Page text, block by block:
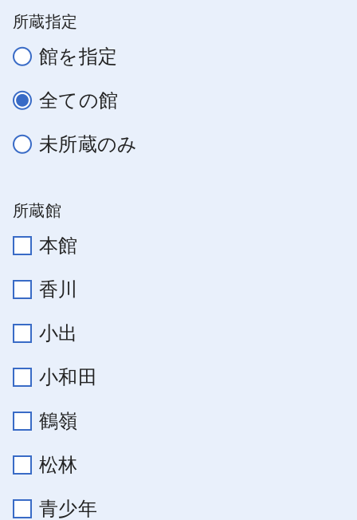
所蔵指定
館を指定
全ての館
未所蔵のみ
所蔵館
本館
香川
小出
小和田
鶴嶺
松林
青少年